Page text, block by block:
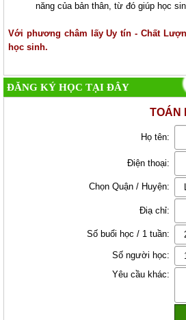
năng của bản thân, từ đó giúp học
Với phương châm lấy Uy tín - Chất
học sinh.
ĐĂNG KÝ HỌC TẠI ĐÂY
TOÁN
Họ tên:
Điện thoại:
Chọn Quận / Huyện:
Điạ chỉ:
Số buổi học / 1 tuần:
Số người học:
Yêu cầu khác: